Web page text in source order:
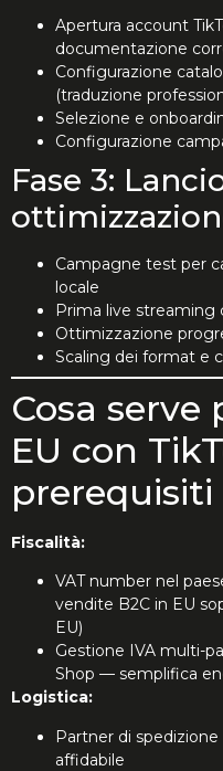
Apertura account
documentazione
Configurazione
(traduzione
Selezione e
Configurazione
Fase 3:
Campagne test per
locale
Prima live streaming
Ottimizzazione
Scaling dei format e
Cosa serve
EU con
prerequisiti
Fiscalità:
VAT number nel
vendite B2C in EU
EU)
Gestione IVA multi-
Shop — semplifica
Logistica:
Partner di
affidabile